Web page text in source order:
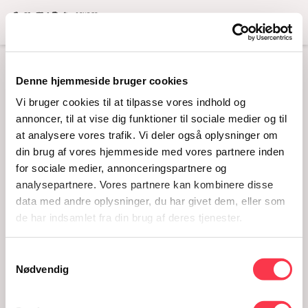
Denne hjemmeside bruger cookies
Vi bruger cookies til at tilpasse vores indhold og
annoncer, til at vise dig funktioner til sociale medier og til
at analysere vores trafik. Vi deler også oplysninger om
din brug af vores hjemmeside med vores partnere inden
for sociale medier, annonceringspartnere og
analysepartnere. Vores partnere kan kombinere disse
data med andre oplysninger, du har givet dem, eller som
de har indsamlet fra din brug af deres tjenester.
Nødvendig
Menu
BOOK KØN TIL
WORKSHOPS, OPLÆG
ELLER
ARRANGEMENTER
Book en af vores workshops eller et oplæg,
der stiller skarpt på aktuelle temaer. Du kan
også afholde dit eget arrangement i